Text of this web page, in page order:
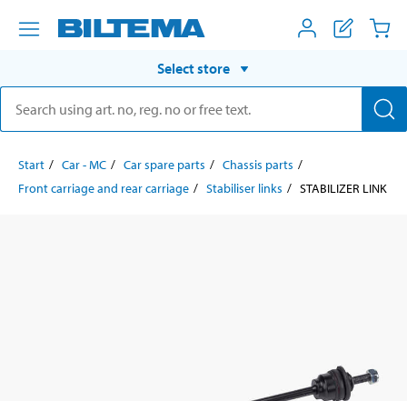
Select store
Start Car - MC Car spare parts
Chassis parts
Front carriage and rear carriage
Stabiliser links STABILIZER LINK